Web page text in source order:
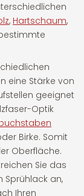
, Hartschaum,
eine Stärke von
geeignet
Optik
Birke. Somit
Oberfläche.
Sie das
Sprühlack an,
Ihren